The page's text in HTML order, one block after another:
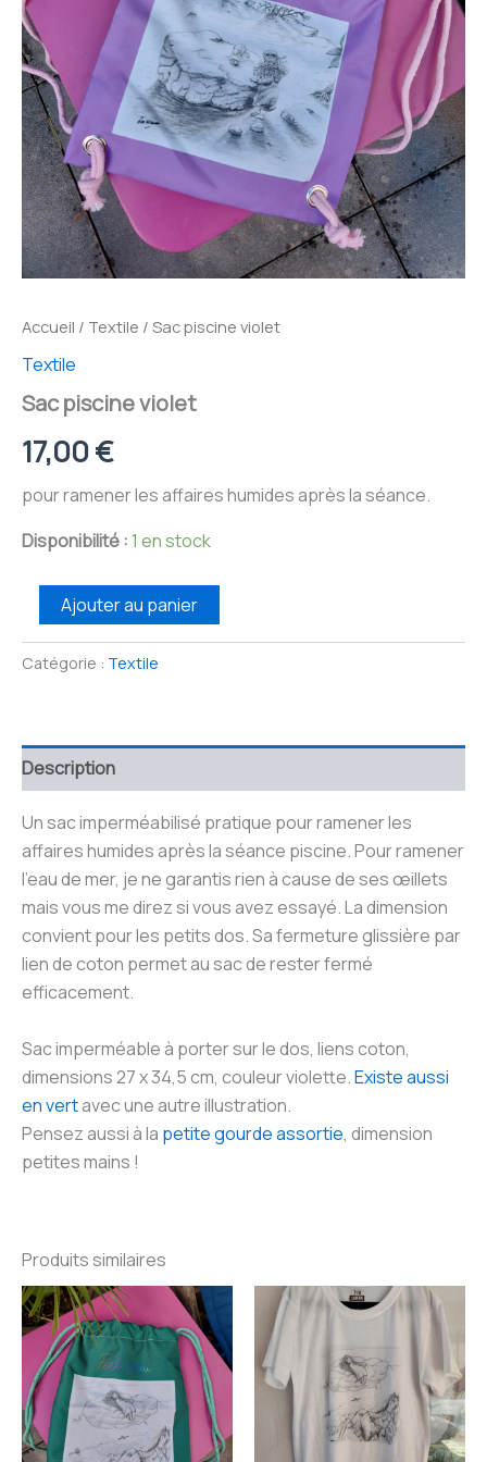
Accueil / Textile / Sac piscine violet
Textile
Sac piscine violet
17,00€
pour ramener les affaires humides après la séance.
Disponibilité :1 en stock
quantité
Sac
piscine
Ajouter au panier
Catégorie : Textile
Description
Un sac imperméabilisé pratique pour ramener les
affaires humides après la séance piscine. Pour ramener
l’eau de mer, je ne garantis rien à cause de ses œillets
mais vous me direz si vous avez essayé. La dimension
convient pour les petits dos. Sa fermeture glissière par
lien de coton permet au sac de rester fermé
efficacement.
Sac imperméable à porter sur le dos, liens coton,
dimensions 27 x 34,5 cm, couleur violette.Existe aussi
en vertavec une autre illustration.
Pensez aussi à la petite gourde assortie, dimension
petites mains !
Produits similaires